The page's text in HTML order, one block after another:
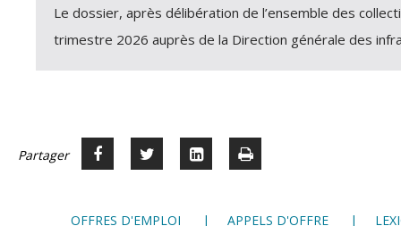
Le dossier, après délibération de l’ensemble des
trimestre 2026 auprès de la Direction générale des
Partager Partager
Facebook
Partager
Twitter
Voir
LinkedIn
Imprimer
OFFRES D'EMPLOI APPELS D'OFFRE